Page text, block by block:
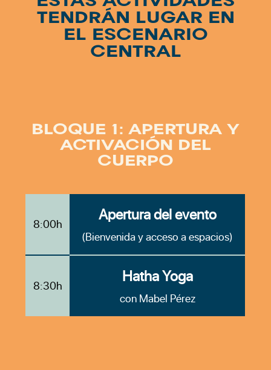
TENDRÁN LUGAR EN
EL ESCENARIO
CENTRAL
BLOQUE 1: APERTURA Y
ACTIVACIÓN DEL
CUERPO
8:00h Apertura del evento
(Bienvenida y acceso a espacios)
8:30h Hatha Yoga
con Mabel Pérez